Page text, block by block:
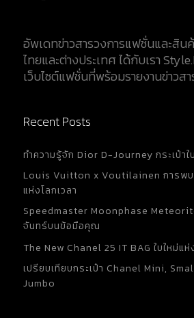
อัพเดทข่าวสารวงการแฟชั่นและสิน
ไทยและต่างประเทศ ได้กับเรา
เว็บไซต์แฟชั่นที่พร้อมรายงานข่าว
Recent Posts
ทำความรู้จัก Dior D-Journey กระเป๋า
Louis Vuitton x Voutilainen การพ
แห่งโลกเวลา
Speedmaster Moonphase
จันทร์บนข้อมือคุณ
The New Chanel 25 IT BAG ใบใหม่แ
เปรียบเทียบกระเป๋า Chanel Mini,
Jumbo